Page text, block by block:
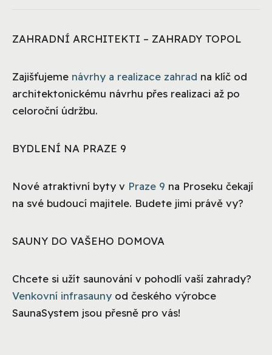
ZAHRADNÍ ARCHITEKTI – ZAHRADY TOPOL
Zajišťujeme návrhy a realizace zahrad na klíč od
architektonickému návrhu přes realizaci až po
celoroční údržbu.
BYDLENÍ NA PRAZE 9
Nové atraktivní byty v Praze 9 na Proseku čekají
na své budoucí majitele. Budete jimi právě vy?
SAUNY DO VAŠEHO DOMOVA
Chcete si užít saunování v pohodlí vaší zahrady?
Venkovní infrasauny od českého výrobce
SaunaSystem jsou přesně pro vás!